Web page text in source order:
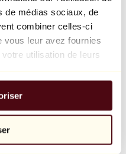
de médias sociaux, de
combiner celles-ci
vous leur avez fournies
utilisation de leurs